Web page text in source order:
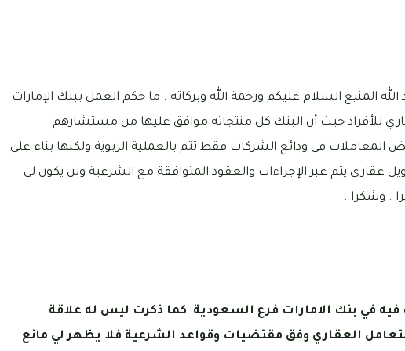
المنيع السلام عليكم ورحمة الله وبركاته . ما حكم العمل ببنك الإمارات
للأفراد حيث أن البنك كل منتجاته موافق عليها من مستشارهم
في ودائع الشركات فقط تتم بالعملية الربوية ولكنها بناء على
يتم عبر الإجراءات والعقود المتوافقة مع الشرعية ولن يكون لي
. وشكرا .
في بنك الامارات فرع السعودية كما ذكرت ليس له علاقة
العقاري وفق مقتضيات وقواعد الشرعية فلا يظهر لي مانع